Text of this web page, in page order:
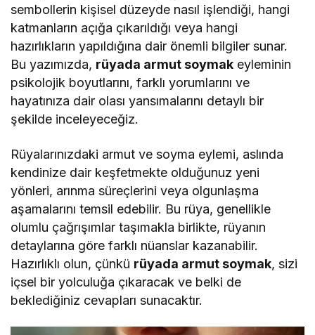
sembollerin kişisel düzeyde nasıl işlendiği, hangi
katmanların açığa çıkarıldığı veya hangi
hazırlıkların yapıldığına dair önemli bilgiler sunar.
Bu yazımızda, rüyada armut soymak eyleminin
psikolojik boyutlarını, farklı yorumlarını ve
hayatınıza dair olası yansımalarını detaylı bir
şekilde inceleyeceğiz.
Rüyalarınızdaki armut ve soyma eylemi, aslında
kendinize dair keşfetmekte olduğunuz yeni
yönleri, arınma süreçlerini veya olgunlaşma
aşamalarını temsil edebilir. Bu rüya, genellikle
olumlu çağrışımlar taşımakla birlikte, rüyanın
detaylarına göre farklı nüanslar kazanabilir.
Hazırlıklı olun, çünkü rüyada armut soymak, sizi
içsel bir yolculuğa çıkaracak ve belki de
beklediğiniz cevapları sunacaktır.